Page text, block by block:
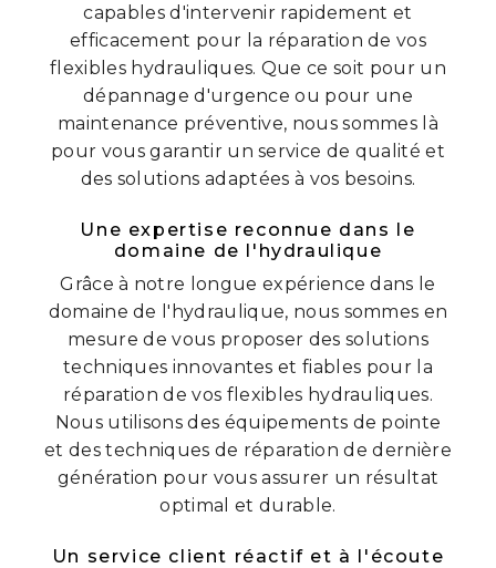
capables d'intervenir rapidement et
efficacement pour la réparation de vos
flexibles hydrauliques. Que ce soit pour un
dépannage d'urgence ou pour une
maintenance préventive, nous sommes là
pour vous garantir un service de qualité et
des solutions adaptées à vos besoins.
Une expertise reconnue dans le
domaine de l'hydraulique
Grâce à notre longue expérience dans le
domaine de l'hydraulique, nous sommes en
mesure de vous proposer des solutions
techniques innovantes et fiables pour la
réparation de vos flexibles hydrauliques.
Nous utilisons des équipements de pointe
et des techniques de réparation de dernière
génération pour vous assurer un résultat
optimal et durable.
Un service client réactif et à l'écoute